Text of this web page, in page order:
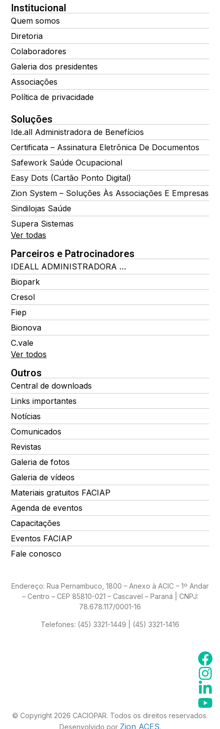
Institucional
Quem somos
Diretoria
Colaboradores
Galeria dos presidentes
Associações
Política de privacidade
Soluções
Ide.all Administradora de Benefícios
Certificata – Assinatura Eletrônica De Documentos
Safework Saúde Ocupacional
Easy Dots (Cartão Ponto Digital)
Zion System – Soluções Às Associações E Empresas
Sindilojas Saúde
Supera Sistemas
Ver todas
Parceiros e Patrocinadores
IDEALL ADMINISTRADORA DE BENEFÍCIOS
Biopark
Cresol
Fiep
Bionova
C.vale
Ver todos
Outros
Central de downloads
Links importantes
Notícias
Comunicados
Revistas
Galeria de fotos
Galeria de vídeos
Materiais gratuitos FACIAP
Agenda de eventos
Capacitações
Eventos FACIAP
Fale conosco
Endereço: Rua Pernambuco, 1800 – Anexo à ACIC – 1º Andar
– Centro – CEP 85810-021 – Cascavel – Paraná | CNPJ:
78.678.117/0001-16
Telefones: (45) 3321-1449 | (45) 3321-1416
© Copyright 2026 CACIOPAR. Todos os direitos reservados.
Desenvolvido por Zion ACES.